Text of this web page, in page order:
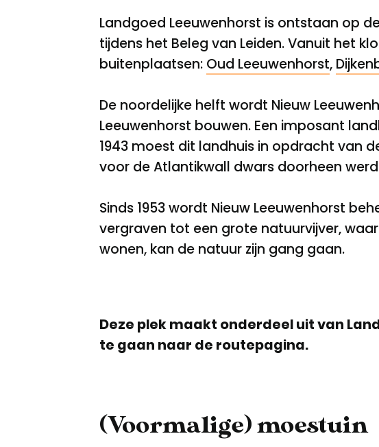
Landgoed Leeuwenhorst is ontstaan op
tijdens het Beleg van Leiden. Vanuit het
buitenplaatsen: Oud Leeuwenhorst,
De noordelijke helft wordt Nieuw
Leeuwenhorst bouwen. Een imposant
1943 moest dit landhuis in opdracht van
voor de Atlantikwall dwars doorheen
Sinds 1953 wordt Nieuw Leeuwenhorst
vergraven tot een grote natuurvijver,
wonen, kan de natuur zijn gang gaan.
Deze plek maakt onderdeel uit van
te gaan naar de routepagina.
(Voormalige) moestuin